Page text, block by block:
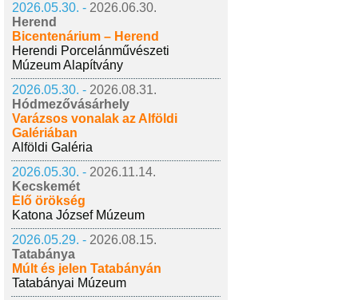
2026.05.30. - 2026.06.30.
Herend
Bicentenárium – Herend
Herendi Porcelánművészeti
Múzeum Alapítvány
2026.05.30. - 2026.08.31.
Hódmezővásárhely
Varázsos vonalak az Alföldi
Galériában
Alföldi Galéria
2026.05.30. - 2026.11.14.
Kecskemét
Élő örökség
Katona József Múzeum
2026.05.29. - 2026.08.15.
Tatabánya
Múlt és jelen Tatabányán
Tatabányai Múzeum